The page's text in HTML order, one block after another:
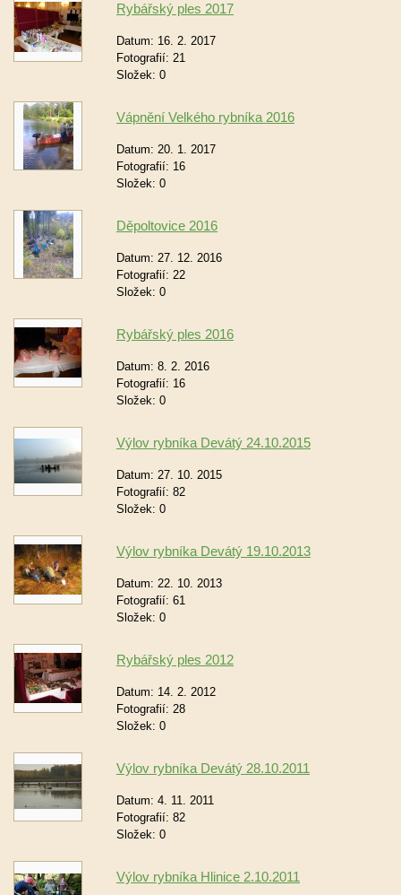
Rybářský ples 2017
Datum: 16. 2. 2017
Fotografií: 21
Složek: 0
Vápnění Velkého rybníka 2016
Datum: 20. 1. 2017
Fotografií: 16
Složek: 0
Děpoltovice 2016
Datum: 27. 12. 2016
Fotografií: 22
Složek: 0
Rybářský ples 2016
Datum: 8. 2. 2016
Fotografií: 16
Složek: 0
Výlov rybníka Devátý 24.10.2015
Datum: 27. 10. 2015
Fotografií: 82
Složek: 0
Výlov rybníka Devátý 19.10.2013
Datum: 22. 10. 2013
Fotografií: 61
Složek: 0
Rybářský ples 2012
Datum: 14. 2. 2012
Fotografií: 28
Složek: 0
Výlov rybníka Devátý 28.10.2011
Datum: 4. 11. 2011
Fotografií: 82
Složek: 0
Výlov rybníka Hlinice 2.10.2011